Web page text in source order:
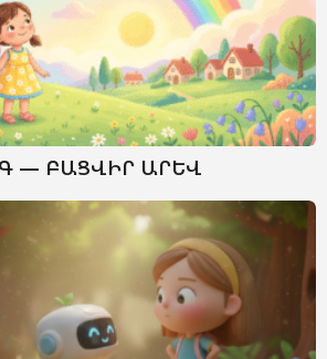
— ԲԱՑՎԻՐ ԱՐԵՎ